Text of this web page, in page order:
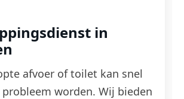
in
afvoer of toilet kan snel
worden. Wij bieden